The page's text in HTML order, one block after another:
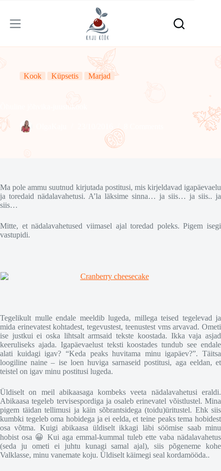
content
Kook Küpsetis Marjad
Õhuline jõhvika-juustukook
Ma pole ammu suutnud kirjutada postitusi, mis kirjeldavad igapäevaelu
ja toredaid nädalavahetusi. A’la läksime sinna… ja siis… ja siis.. ja
siis…
Mitte, et nädalavahetused viimasel ajal toredad poleks. Pigem isegi
vastupidi.
Tegelikult mulle endale meeldib lugeda, millega teised tegelevad ja
mida erinevatest kohtadest, tegevustest, teenustest vms arvavad. Ometi
ise justkui ei oska lihtsalt armsaid tekste koostada. Ikka vaja asjad
keeruliseks ajada. Igapäevaelust teksti koostades tundub see endale
alati kuidagi igav? “Keda peaks huvitama minu igapäev?”. Täitsa
loogiline naine – ise loen huviga sarnaseid postitusi, aga eeldan, et
teistel on igav minu postitusi lugeda.
Üldiselt on meil abikaasaga kombeks veeta nädalavahetusi eraldi.
Abikaasa tegeleb tervisespordiga ja osaleb erinevatel võistlustel. Mina
pigem täidan tellimusi ja käin sõbrantsidega (toidu)üritustel. Ehk siis
kumbki tegeleb oma hobidega ja ei eelda, et teine peaks tema hobidest
osa võtma. Kuigi abikaasa üldiselt ikkagi läbi söömise saab minu
hobist osa 😀 Kui aga emmal-kummal tuleb ette vaba nädalavahetus
(seda ju ometi ei juhtu kunagi samal ajal), siis põgeneme kohe
Valklasse, minu vanemate koju. Üldiselt käimegi seal kordamööda..